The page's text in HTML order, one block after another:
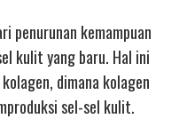
penurunan kemampuan
kulit yang baru. Hal ini
dimana kolagen
sel-sel kulit.